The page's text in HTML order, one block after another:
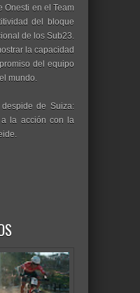
Onesti en el Team
del bloque
de los Sub23.
la capacidad
del equipo
mundo.
de Suiza:
a la acción con la